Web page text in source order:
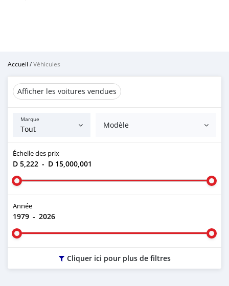
Accueil /Véhicules
Afficher les voitures vendues
Marque
Modèle
Échelle des prix
D 5,222 - D 15,000,001
Année
1979 - 2026
Cliquer ici pour plus de filtres